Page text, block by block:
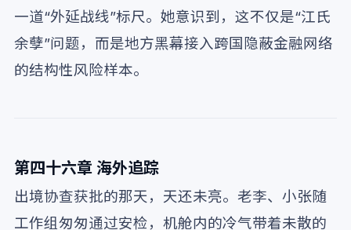
一道“外延战线”标尺。她意识到，这不仅是“江氏
余孽”问题，而是地方黑幕接入跨国隐蔽金融网络
的结构性风险样本。
第四十六章 海外追踪
出境协查获批的那天，天还未亮。老李、小张随
工作组匆匆通过安检，机舱内的冷气带着未散的